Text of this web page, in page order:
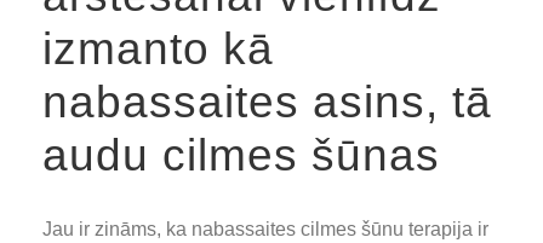
izmanto kā
nabassaites asins, tā
audu cilmes šūnas
Jau ir zināms, ka nabassaites cilmes šūnu terapija ir